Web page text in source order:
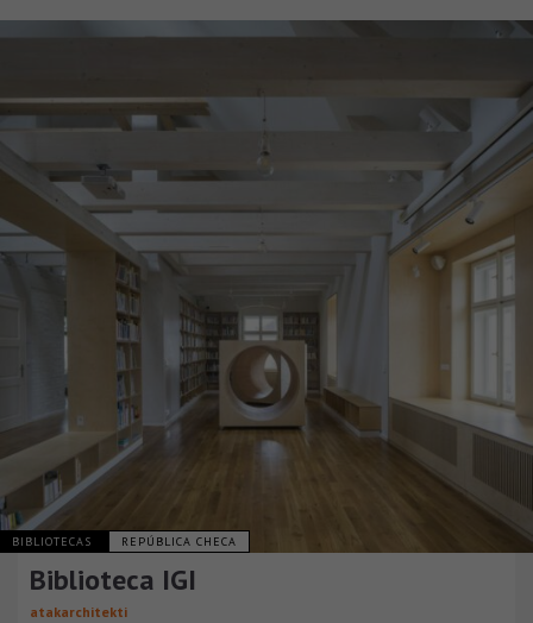
BIBLIOTECAS REPÚBLICA CHECA
Biblioteca IGI
atakarchitekti